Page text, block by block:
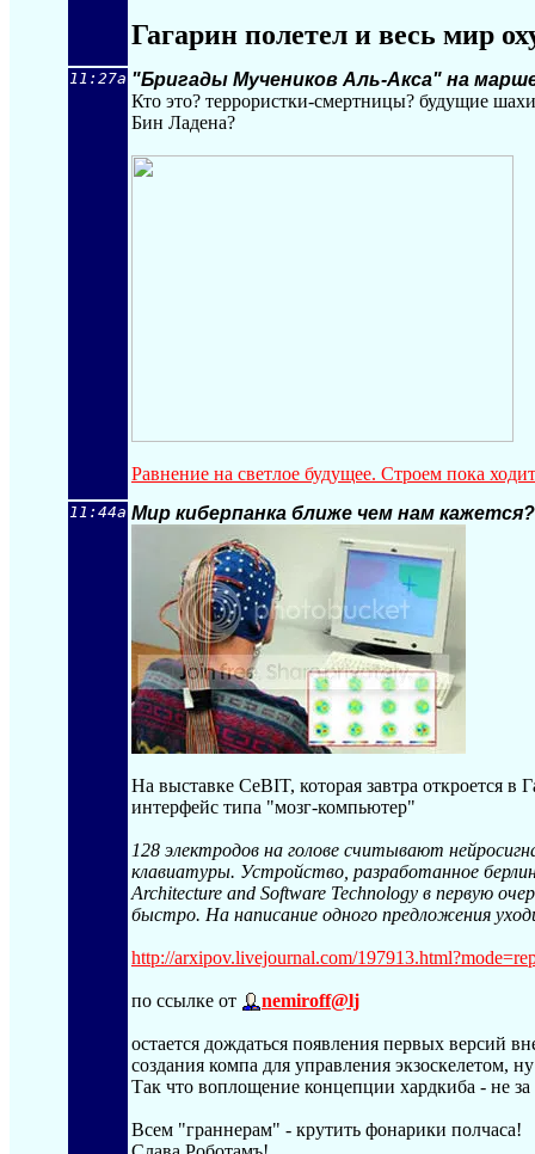
Гагарин полетел и весь мир
11:27a "Бригады Мучеников Аль-Акса" на
Кто это? террористки-смертницы? будущие
Бин Ладена?
Равнение на светлое будущее. Строем пока
11:44a Мир киберпанка ближе чем нам кажется?
На выставке CeBIT, которая завтра откроется
интерфейс типа "мозг-компьютер"
128 электродов на голове считывают
клавиатуры. Устройство, разработанное
Architecture and Software Technology в первую
быстро. На написание одного предложения
http://arxipov.livejournal.com/197913.ht
по ссылке от nemiroff@lj
остается дождаться появления первых версий
создания компа для управления экзоскелетом,
Так что воплощение концепции хардкиба - не
Всем "граннерам" - крутить фонарики полчаса!